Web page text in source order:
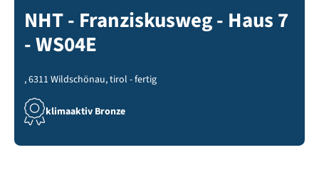
NHT - Franziskusweg - Haus 7
- WS04E
, 6311 Wildschönau, tirol - fertig
klimaaktiv Bronze